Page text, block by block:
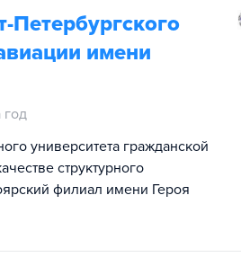
имени
год
университета гражданской
структурного
филиал имени Героя